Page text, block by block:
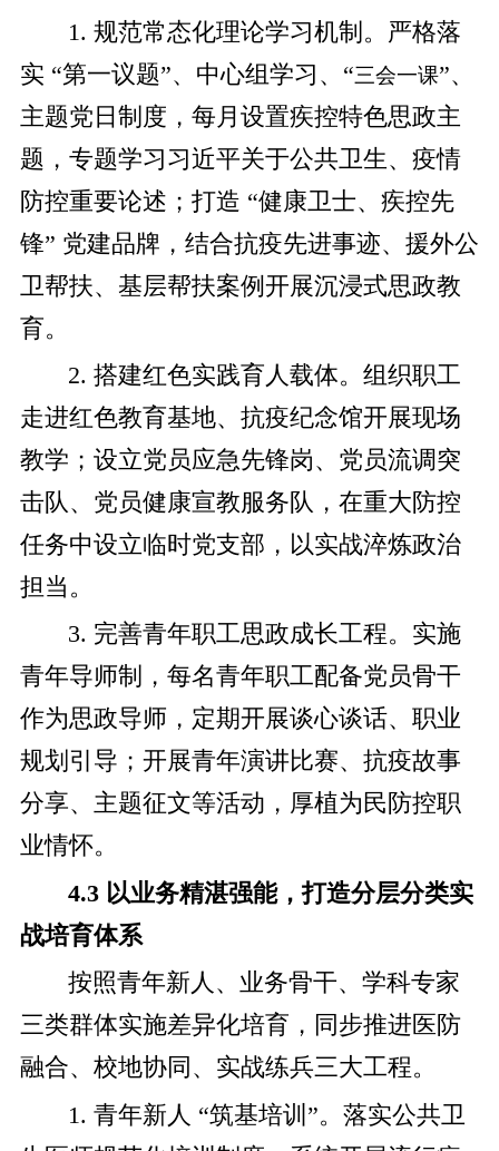
1. 规范常态化理论学习机制。严格落
实 “第一议题”、中心组学习、“三会一课”、
主题党日制度，每月设置疾控特色思政主
题，专题学习习近平关于公共卫生、疫情
防控重要论述；打造 “健康卫士、疾控先
锋” 党建品牌，结合抗疫先进事迹、援外公
卫帮扶、基层帮扶案例开展沉浸式思政教
育。
2. 搭建红色实践育人载体。组织职工
走进红色教育基地、抗疫纪念馆开展现场
教学；设立党员应急先锋岗、党员流调突
击队、党员健康宣教服务队，在重大防控
任务中设立临时党支部，以实战淬炼政治
担当。
3. 完善青年职工思政成长工程。实施
青年导师制，每名青年职工配备党员骨干
作为思政导师，定期开展谈心谈话、职业
规划引导；开展青年演讲比赛、抗疫故事
分享、主题征文等活动，厚植为民防控职
业情怀。
4.3 以业务精湛强能，打造分层分类实
战培育体系
按照青年新人、业务骨干、学科专家
三类群体实施差异化培育，同步推进医防
融合、校地协同、实战练兵三大工程。
1. 青年新人 “筑基培训”。落实公共卫